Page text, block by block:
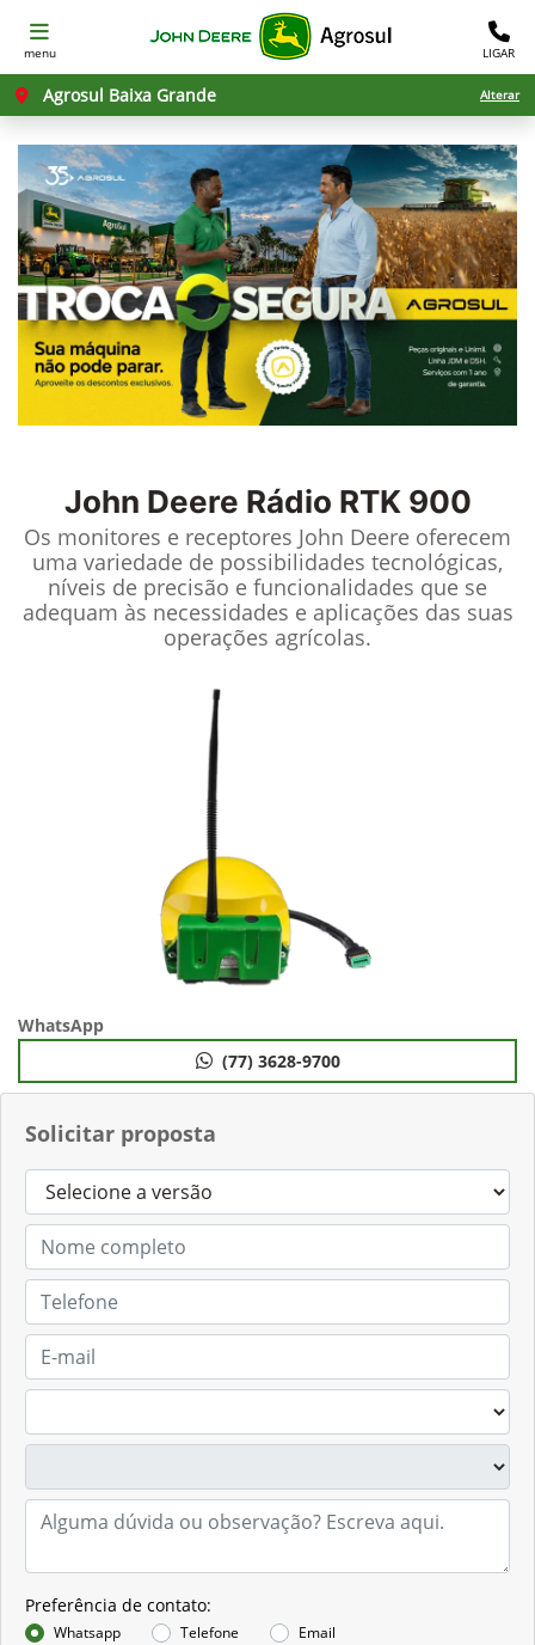
menu LIGAR
Agrosul Baixa Grande Alterar
John Deere Rádio RTK 900
Os monitores e receptores John Deere oferecem
uma variedade de possibilidades tecnológicas,
níveis de precisão e funcionalidades que se
adequam às necessidades e aplicações das suas
operações agrícolas.
Solicitar proposta
Preferência de contato:
Whatsapp Telefone Email
WhatsApp
(77) 3628-9700